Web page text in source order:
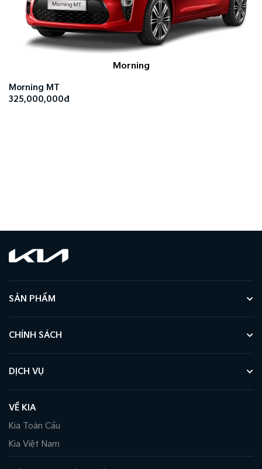
Morning
Morning MT
325,000,000đ
SẢN PHẨM
CHÍNH SÁCH
DỊCH VỤ
VỀ KIA
Kia Toàn Cầu
Kia Việt Nam